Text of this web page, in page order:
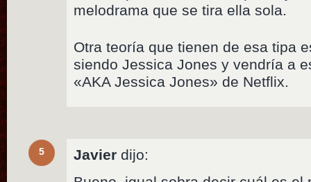
melodrama que se tira ella sola.
Otra teoría que tienen de esa tipa
siendo Jessica Jones y vendría a
«AKA Jessica Jones» de Netflix.
5 Javier dijo: